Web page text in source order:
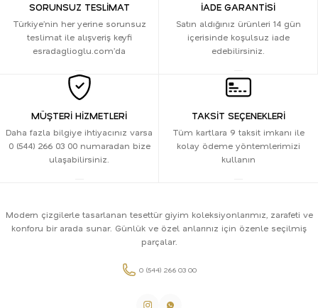
SORUNSUZ TESLİMAT
Türkiye’nin her yerine sorunsuz
teslimat ile alışveriş keyfi
esradaglioglu.com’da
İADE GARANTİSİ
Satın aldığınız ürünleri 14 gün
içerisinde koşulsuz iade
edebilirsiniz.
MÜŞTERİ HİZMETLERİ
Daha fazla bilgiye ihtiyacınız varsa
0 (544) 266 03 00 numaradan bize
ulaşabilirsiniz.
TAKSİT SEÇENEKLERİ
Tüm kartlara 9 taksit imkanı ile
kolay ödeme yöntemlerimizi
kullanın
Modern çizgilerle tasarlanan tesettür giyim koleksiyonlarımız, zarafeti ve
konforu bir arada sunar. Günlük ve özel anlarınız için özenle seçilmiş
parçalar.
0 (544) 266 03 00